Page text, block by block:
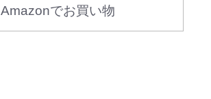
Amazonでお買い物